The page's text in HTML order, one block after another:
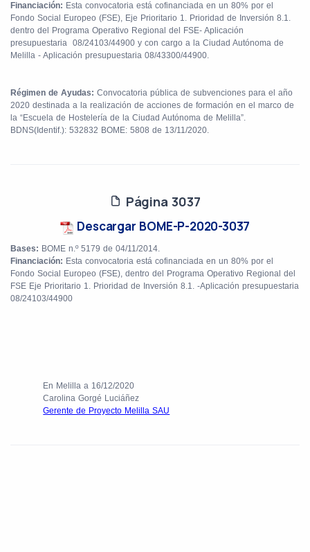
Financiación: Esta convocatoria está cofinanciada en un 80% por el
Fondo Social Europeo (FSE), Eje Prioritario 1. Prioridad de Inversión 8.1.
dentro del Programa Operativo Regional del FSE- Aplicación
presupuestaria 08/24103/44900 y con cargo a la Ciudad Autónoma de
Melilla - Aplicación presupuestaria 08/43300/44900.
Régimen de Ayudas: Convocatoria pública de subvenciones para el año
2020 destinada a la realización de acciones de formación en el marco de
la “Escuela de Hostelería de la Ciudad Autónoma de Melilla”.
BDNS(Identif.): 532832 BOME: 5808 de 13/11/2020.
Página 3037
Descargar BOME-P-2020-3037
Bases: BOME n.º 5179 de 04/11/2014.
Financiación: Esta convocatoria está cofinanciada en un 80% por el
Fondo Social Europeo (FSE), dentro del Programa Operativo Regional del
FSE Eje Prioritario 1. Prioridad de Inversión 8.1. -Aplicación presupuestaria
08/24103/44900
En Melilla a 16/12/2020
Carolina Gorgé Luciáñez
Gerente de Proyecto Melilla SAU